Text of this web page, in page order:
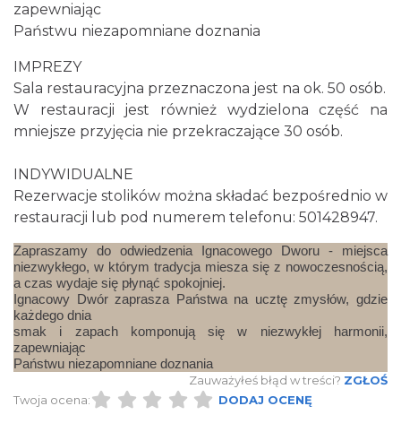
zapewniając
Państwu niezapomniane doznania
IMPREZY
Sala restauracyjna przeznaczona jest na ok. 50 osób.
W restauracji jest również wydzielona część na
mniejsze przyjęcia nie przekraczające 30 osób.
INDYWIDUALNE
Rezerwacje stolików można składać bezpośrednio w
restauracji lub pod numerem telefonu: 501428947.
Zapraszamy do odwiedzenia Ignacowego Dworu - miejsca
niezwykłego, w którym tradycja miesza się z nowoczesnością,
a czas wydaje się płynąć spokojniej.
Ignacowy Dwór zaprasza Państwa na ucztę zmysłów, gdzie
każdego dnia
smak i zapach komponują się w niezwykłej harmonii,
zapewniając
Państwu niezapomniane doznania
Zauważyłeś błąd w treści? ZGŁOŚ
Twoja ocena:
DODAJ OCENĘ